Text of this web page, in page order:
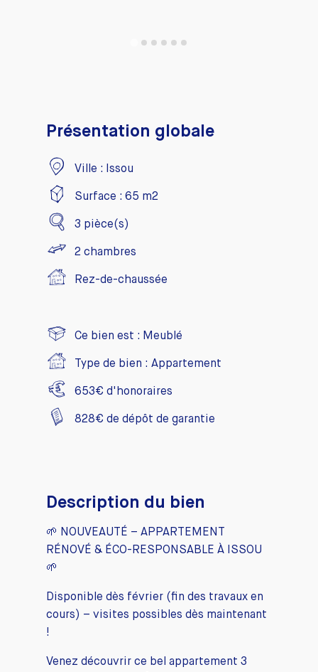
Présentation globale
Ville : Issou
Surface : 65 m2
3 pièce(s)
2 chambres
Rez-de-chaussée
Ce bien est : Meublé
Type de bien : Appartement
653€ d'honoraires
828€ de dépôt de garantie
Description du bien
🌱 NOUVEAUTÉ – APPARTEMENT
RÉNOVÉ & ÉCO-RESPONSABLE À ISSOU
🌱
Disponible dès février (fin des travaux en
cours) – visites possibles dès maintenant
!
Venez découvrir ce bel appartement 3